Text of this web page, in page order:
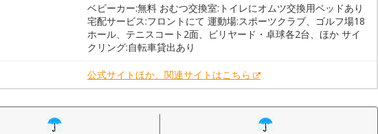
ベビーカー:無料 おむつ交換室:トイレにオムツ交換用ベッドあり
宅配サービス:フロントにて 運動場:スポーツクラブ、ゴルフ場18
ホール、テニスコート2面、ビリヤード・卓球各2台、ほか サイ
クリング:自転車貸出あり
公式サイトほか、関連サイトはこちら